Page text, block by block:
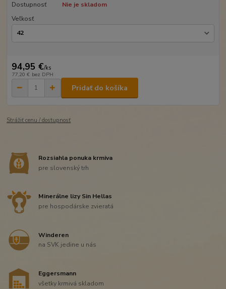
Dostupnosť
Nie je skladom
Veľkosť
94,95 €/ks
77,20 € bez DPH
Pridať do košíka
Strážiť cenu / dostupnosť
Rozsiahla ponuka krmiva
pre slovenský trh
Minerálne lizy Sin Hellas
pre hospodárske zvieratá
Winderen
na SVK jedine u nás
Eggersmann
všetky krmivá skladom